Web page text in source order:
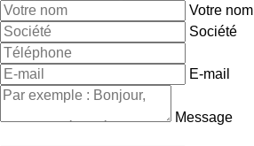
Votre nom
Société
E-mail
Message